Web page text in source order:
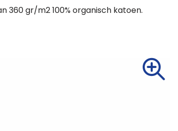
360 gr/m2 100% organisch katoen.